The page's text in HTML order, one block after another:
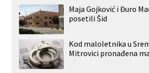
Maja Gojković i Đuro
posetili Šid
Kod maloletnika u
Mitrovici pronađena